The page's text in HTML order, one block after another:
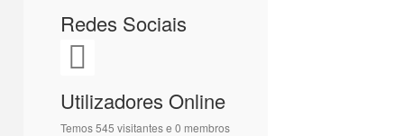
Redes Sociais
Utilizadores Online
Temos 545 visitantes e 0 membros